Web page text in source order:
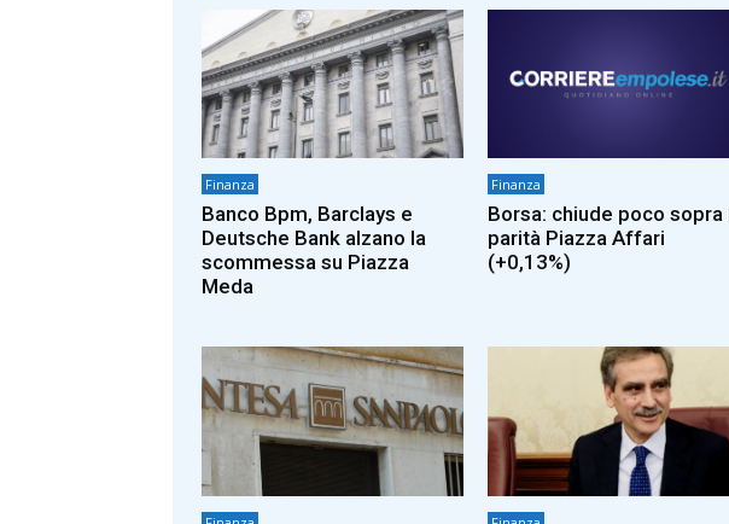
Finanza
Banco Bpm, Barclays e
Deutsche Bank alzano la
scommessa su Piazza
Meda
Finanza
Borsa: chiude poco sopra
parità Piazza Affari
(+0,13%)